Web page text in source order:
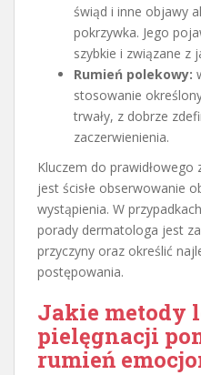
świąd i inne objawy
pokrzywka. Jego
szybkie i związane z
Rumień polekowy:
stosowanie
trwały, z dobrze
zaczerwienienia.
Kluczem do
jest ścisłe obserwowanie
wystąpienia. W
porady dermatologa jest
przyczyny oraz określić
postępowania.
Jakie metody
pielęgnacji
rumień